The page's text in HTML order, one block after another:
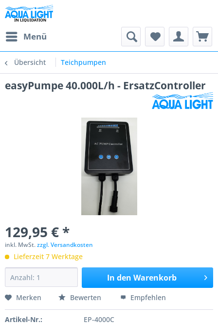
Menü
Übersicht Teichpumpen
easyPumpe 40.000L/h - ErsatzController
129,95 € *
inkl. MwSt.zzgl. Versandkosten
Lieferzeit 7 Werktage
In den Warenkorb
Merken Bewerten Empfehlen
Artikel-Nr.:
EP-4000C